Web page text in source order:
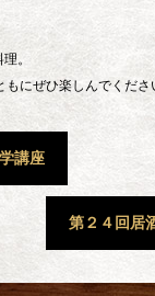
。
もにぜひ楽しんでくださ
講座
第２４回居